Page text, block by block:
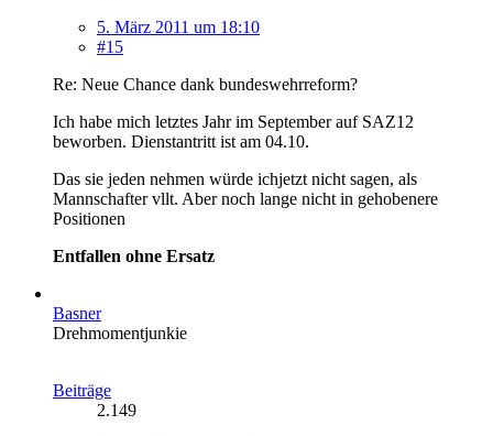
5. März 2011 um 18:10
#15
Re: Neue Chance dank bundeswehrreform?
Ich habe mich letztes Jahr im September auf SAZ12
beworben. Dienstantritt ist am 04.10.
Das sie jeden nehmen würde ichjetzt nicht sagen, als
Mannschafter vllt. Aber noch lange nicht in gehobenere
Positionen
Entfallen ohne Ersatz
Basner
Drehmomentjunkie
Beiträge
2.149